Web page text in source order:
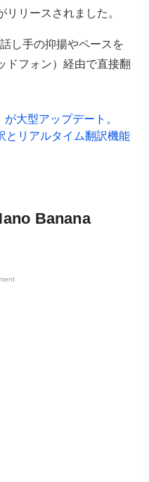
リースされました。
し手の抑揚やペースを
ドフォン）経由で直接翻
が大型アップデート。
とリアルタイム翻訳機能
Banana